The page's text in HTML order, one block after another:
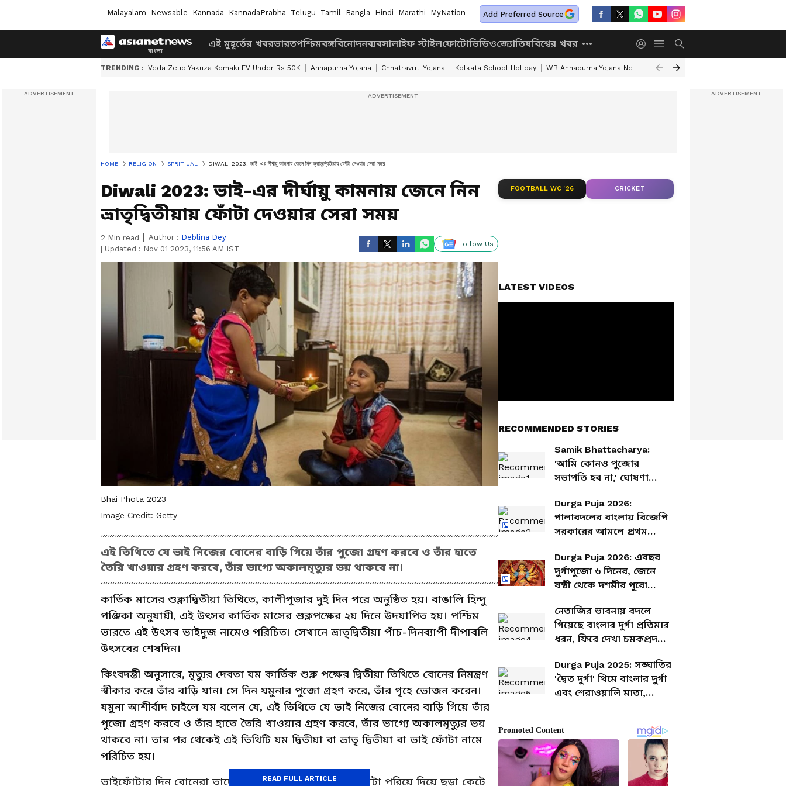
Malayalam Newsable Kannada KannadaPrabha Telugu Tamil Bangla Hindi Marathi MyNation Add Preferred Source
এই মুহূর্তের খবরভারতপশ্চিমবঙ্গবিনোদনব্যবসালাইফ স্টাইলফোটোভিডিওজ্যোতিষবিশ্বের খবর
TRENDING : Veda Zelio Yakuza Komaki EV Under Rs 50K Annapurna Yojana Chhatravriti Yojana Kolkata School Holiday WB Annapurna Yojana New Portal DA News
HOME RELIGION SPRITIUAL DIWALI 2023: ভাই-এর দীর্ঘায়ু কামনায় জেনে নিন ভ্রাতৃদ্বিতীয়ায় ফোঁটা দেওয়ার সেরা সময়
Diwali 2023: ভাই-এর দীর্ঘায়ু কামনায় জেনে নিন
ভ্রাতৃদ্বিতীয়ায় ফোঁটা দেওয়ার সেরা সময়
2 Min read Author : Deblina Dey
Updated : Nov 01 2023, 11:56 AM IST
Follow Us
Bhai Phota 2023
Image Credit: Getty
এই তিথিতে যে ভাই নিজের বোনের বাড়ি গিয়ে তাঁর পুজো গ্রহণ করবে ও তাঁর হাতে
তৈরি খাওয়ার গ্রহণ করবে, তাঁর ভাগ্যে অকালমৃত্যুর ভয় থাকবে না।
কার্তিক মাসের শুক্লাদ্বিতীয়া তিথিতে, কালীপূজার দুই দিন পরে অনুষ্ঠিত হয়। বাঙালি হিন্দু
পঞ্জিকা অনুযায়ী, এই উৎসব কার্তিক মাসের শুক্লপক্ষের ২য় দিনে উদযাপিত হয়। পশ্চিম
ভারতে এই উৎসব ভাইদুজ নামেও পরিচিত। সেখানে ভ্রাতৃদ্বিতীয়া পাঁচ-দিনব্যাপী দীপাবলি
উৎসবের শেষদিন।
কিংবদন্তী অনুসারে, মৃত্যুর দেবতা যম কার্তিক শুক্ল পক্ষের দ্বিতীয়া তিথিতে বোনের নিমন্ত্রণ
স্বীকার করে তাঁর বাড়ি যান। সে দিন যমুনার পুজো গ্রহণ করে, তাঁর গৃহে ভোজন করেন।
যমুনা আশীর্বাদ চাইলে যম বলেন যে, এই তিথিতে যে ভাই নিজের বোনের বাড়ি গিয়ে তাঁর
পুজো গ্রহণ করবে ও তাঁর হাতে তৈরি খাওয়ার গ্রহণ করবে, তাঁর ভাগ্যে অকালমৃত্যুর ভয়
থাকবে না। তার পর থেকেই এই তিথিটি যম দ্বিতীয়া বা ভ্রাতৃ দ্বিতীয়া বা ভাই ফোঁটা নামে
পরিচিত হয়।
ভাইফোঁটার দিন বোনেরা তাদের ভাইদের কপালে চন্দনের ফোঁটা পরিয়ে দিয়ে ছড়া কেটে
READ FULL ARTICLE
FOOTBALL WC '26 CRICKET
LATEST VIDEOS
RECOMMENDED STORIES
Samik Bhattacharya:
'আমি কোনও পুজোর
সভাপতি হব না,' ঘোষণা
Durga Puja 2026:
পালাবদলের বাংলায় বিজেপি
সরকারের আমলে প্রথম
সময়সূচি
Durga Puja 2026: এবছর
দুর্গাপুজো ৬ দিনের, জেনে
ষষ্ঠী থেকে দশমীর পুরো
নেতাজির ভাবনায় বদলে
গিয়েছে বাংলার দুর্গা প্রতিমার
ধরন, ফিরে দেখা চমকপ্রদ
Durga Puja 2025: সঙ্ঘাতির
'দ্বৈত দুর্গা' থিমে বাংলার দুর্গা
এবং শেরাওয়ালি মাতা,